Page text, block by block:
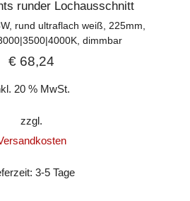
runder Lochausschnitt
rund ultraflach weiß, 225mm,
dimmbar
€ 68,24
20 % MwSt.
zzgl.
3-5 Tage